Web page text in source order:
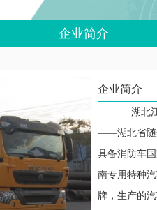
企业简介
企业简介
湖北江
——湖北省随
具备消防车
南专用特种
牌，生产的